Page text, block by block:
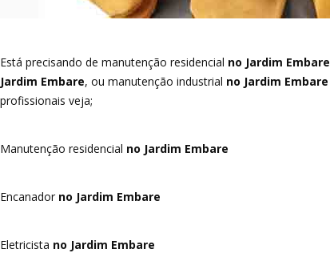
Está precisando de manutenção residencial no Jardim Embare
Jardim Embare, ou manutenção industrial no Jardim Embare
profissionais veja;
Manutenção residencial no Jardim Embare
Encanador no Jardim Embare
Eletricista no Jardim Embare